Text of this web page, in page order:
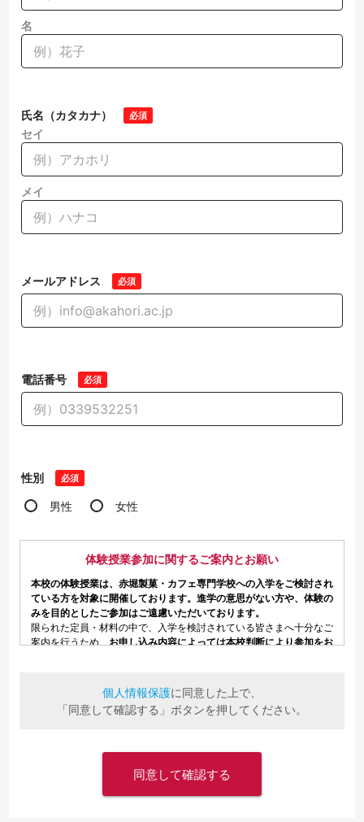
名
氏名（カタカナ） 必須
セイ
メイ
メールアドレス 必須
電話番号 必須
性別 必須
男性 女性
個人情報保護に同意した上で、
「同意して確認する」ボタンを押してください。